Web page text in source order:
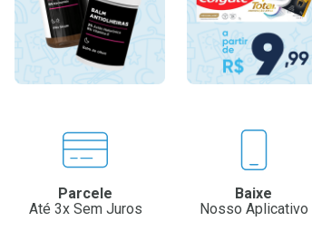
Parcele
Até 3x Sem Juros
Baixe
Nosso Aplicativo